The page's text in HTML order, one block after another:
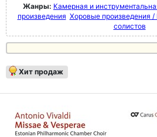
Жанры: Камерная и
произведения Хоровые произведения /
солистов
Хит продаж